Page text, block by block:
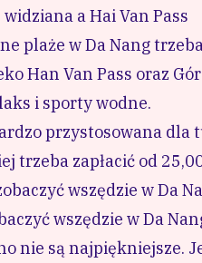
a Hai Van Pass
plaże w Da Nang
Han Van Pass oraz
i sporty wodne.
przystosowana
trzeba zapłacić od
wszędzie w Da
nie są najpiękniejsze.